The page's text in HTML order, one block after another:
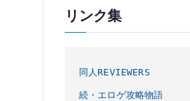
リンク集
同人REVIEWERS
続・エロゲ攻略物語